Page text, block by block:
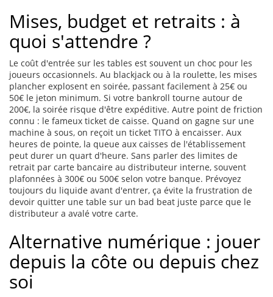
Mises, budget et retraits : à
quoi s'attendre ?
Le coût d'entrée sur les tables est souvent un choc pour les
joueurs occasionnels. Au blackjack ou à la roulette, les mises
plancher explosent en soirée, passant facilement à 25€ ou
50€ le jeton minimum. Si votre bankroll tourne autour de
200€, la soirée risque d'être expéditive. Autre point de friction
connu : le fameux ticket de caisse. Quand on gagne sur une
machine à sous, on reçoit un ticket TITO à encaisser. Aux
heures de pointe, la queue aux caisses de l'établissement
peut durer un quart d'heure. Sans parler des limites de
retrait par carte bancaire au distributeur interne, souvent
plafonnées à 300€ ou 500€ selon votre banque. Prévoyez
toujours du liquide avant d'entrer, ça évite la frustration de
devoir quitter une table sur un bad beat juste parce que le
distributeur a avalé votre carte.
Alternative numérique : jouer
depuis la côte ou depuis chez
soi